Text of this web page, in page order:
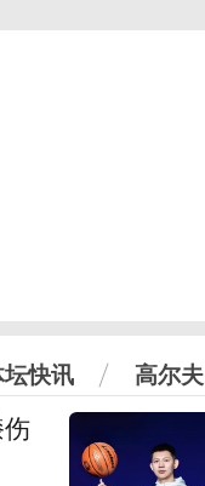
快讯 高尔夫